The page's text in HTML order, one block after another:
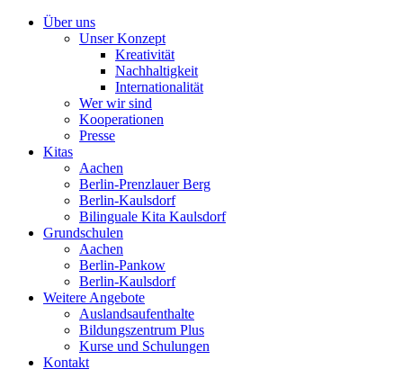
Über uns
Unser Konzept
Kreativität
Nachhaltigkeit
Internationalität
Wer wir sind
Kooperationen
Presse
Kitas
Aachen
Berlin-Prenzlauer Berg
Berlin-Kaulsdorf
Bilinguale Kita Kaulsdorf
Grundschulen
Aachen
Berlin-Pankow
Berlin-Kaulsdorf
Weitere Angebote
Auslandsaufenthalte
Bildungszentrum Plus
Kurse und Schulungen
Kontakt